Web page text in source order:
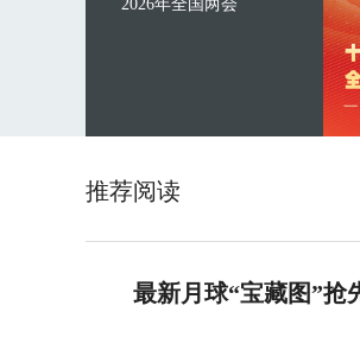
2026年全国两会
推荐阅读
最新月球“宝藏图”抢